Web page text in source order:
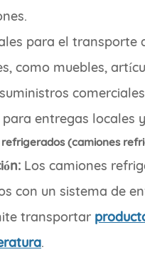
para el transporte
como muebles,
entregas locales
refrigerados (camiones
Los camiones
con un sistema de
transportar
.